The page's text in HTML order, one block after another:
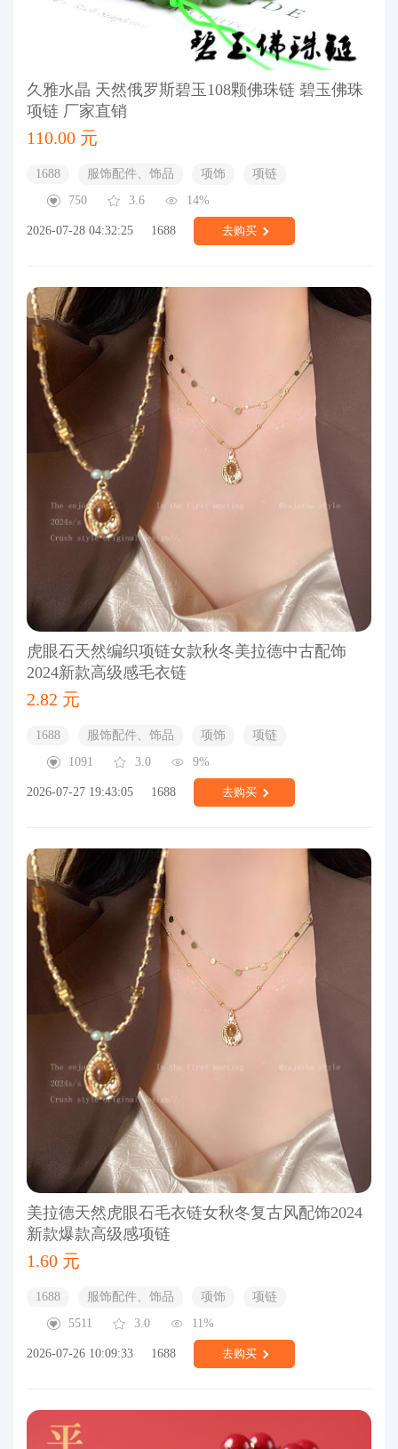
久雅水晶 天然俄罗斯碧玉108颗佛珠链 碧玉佛珠
项链 厂家直销
110.00 元
1688 服饰配件、饰品 项饰
项链
750
3.6 14%
2026-07-28 04:32:25 1688 去购买
虎眼石天然编织项链女款秋冬美拉德中古配饰
2024新款高级感毛衣链
2.82 元
1688 服饰配件、饰品 项饰
项链
1091
3.0 9%
2026-07-27 19:43:05 1688 去购买
美拉德天然虎眼石毛衣链女秋冬复古风配饰2024
新款爆款高级感项链
1.60 元
1688 服饰配件、饰品 项饰
项链
5511
3.0 11%
2026-07-26 10:09:33 1688 去购买